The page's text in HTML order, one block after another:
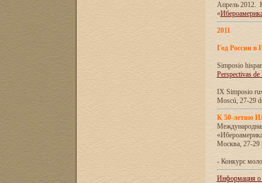
Апрель 2012.
«
2011
Год России в
Simposio
Perspectivas
IX Simposio
Moscú, 27-29
К 50-летию
Москва, 27-29
- Конкурс
Информация о